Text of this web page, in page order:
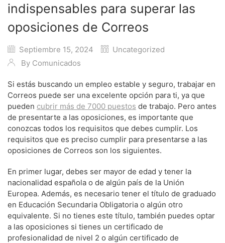
indispensables para superar las
oposiciones de Correos
Septiembre 15, 2024
Uncategorized
By Comunicados
Si estás buscando un empleo estable y seguro, trabajar en
Correos puede ser una excelente opción para ti, ya que
pueden cubrir más de 7000 puestos de trabajo. Pero antes
de presentarte a las oposiciones, es importante que
conozcas todos los requisitos que debes cumplir. Los
requisitos que es preciso cumplir para presentarse a las
oposiciones de Correos son los siguientes.
En primer lugar, debes ser mayor de edad y tener la
nacionalidad española o de algún país de la Unión
Europea. Además, es necesario tener el título de graduado
en Educación Secundaria Obligatoria o algún otro
equivalente. Si no tienes este título, también puedes optar
a las oposiciones si tienes un certificado de
profesionalidad de nivel 2 o algún certificado de